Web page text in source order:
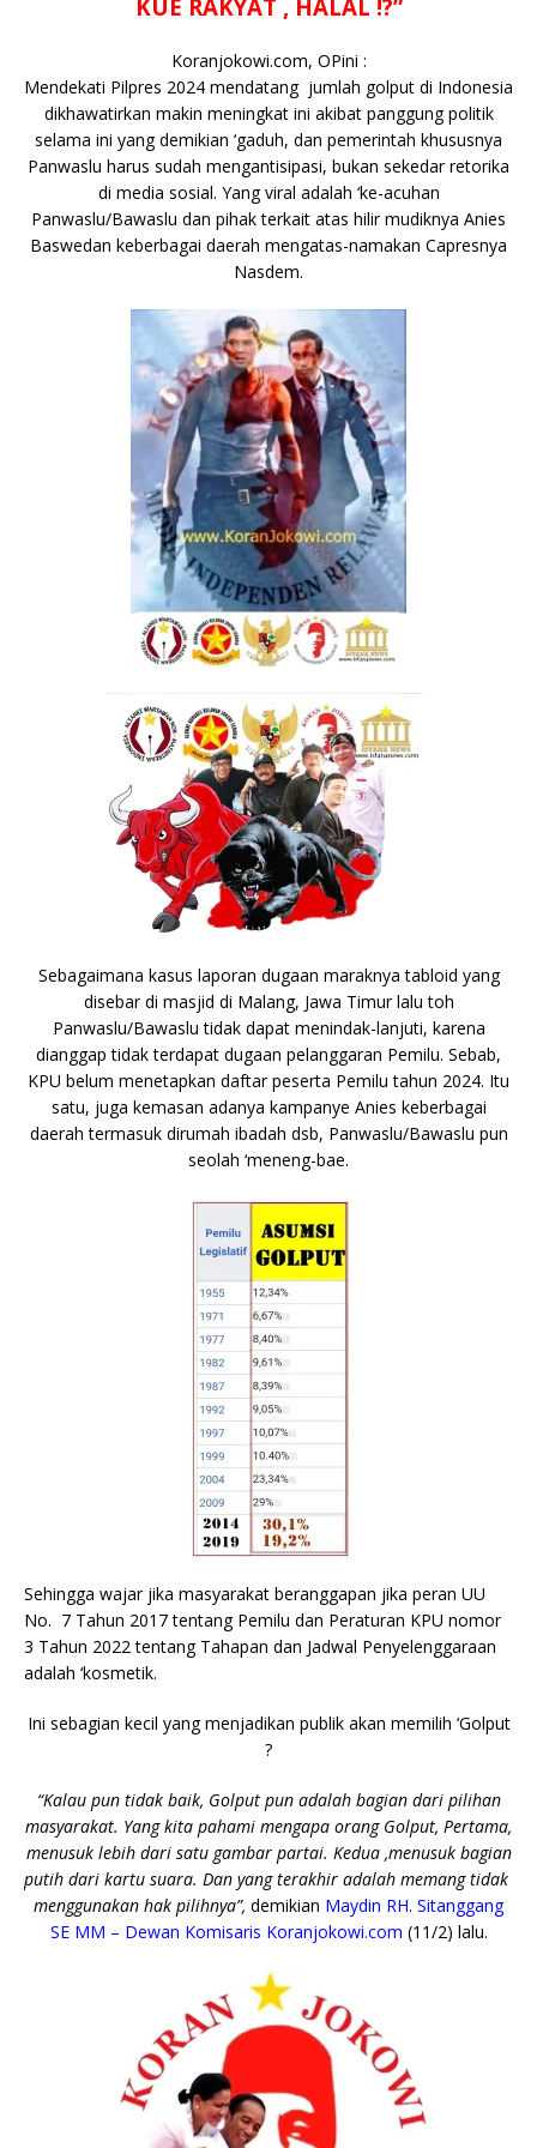
o
k
p
p
n
k e
r
KUE RAKYAT , HALAL !?”
Koranjokowi.com, OPini :
Mendekati Pilpres 2024 mendatang jumlah golput di Indonesia
dikhawatirkan makin meningkat ini akibat panggung politik
selama ini yang demikian ‘gaduh, dan pemerintah khususnya
Panwaslu harus sudah mengantisipasi, bukan sekedar retorika
di media sosial. Yang viral adalah ‘ke-acuhan
Panwaslu/Bawaslu dan pihak terkait atas hilir mudiknya Anies
Baswedan keberbagai daerah mengatas-namakan Capresnya
Nasdem.
Sebagaimana kasus laporan dugaan maraknya tabloid yang
disebar di masjid di Malang, Jawa Timur lalu toh
Panwaslu/Bawaslu tidak dapat menindak-lanjuti, karena
dianggap tidak terdapat dugaan pelanggaran Pemilu. Sebab,
KPU belum menetapkan daftar peserta Pemilu tahun 2024. Itu
satu, juga kemasan adanya kampanye Anies keberbagai
daerah termasuk dirumah ibadah dsb, Panwaslu/Bawaslu pun
seolah ‘meneng-bae.
Sehingga wajar jika masyarakat beranggapan jika peran UU
No. 7 Tahun 2017 tentang Pemilu dan Peraturan KPU nomor
3 Tahun 2022 tentang Tahapan dan Jadwal Penyelenggaraan
adalah ‘kosmetik.
Ini sebagian kecil yang menjadikan publik akan memilih ‘Golput
?
“Kalau pun tidak baik, Golput pun adalah bagian dari pilihan
masyarakat. Yang kita pahami mengapa orang Golput, Pertama,
menusuk lebih dari satu gambar partai. Kedua ,menusuk bagian
putih dari kartu suara. Dan yang terakhir adalah memang tidak
menggunakan hak pilihnya”, demikian Maydin RH. Sitanggang
SE MM – Dewan Komisaris Koranjokowi.com (11/2) lalu.